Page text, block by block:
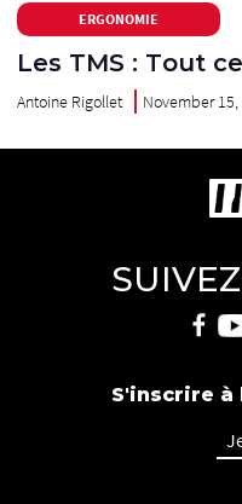
ERGONOMIE
Les TMS : Tout
Antoine Rigollet November
S'inscrire à